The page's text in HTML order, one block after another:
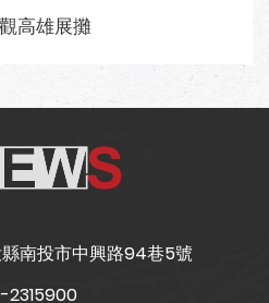
高雄展攤
南投市中興路94巷5號